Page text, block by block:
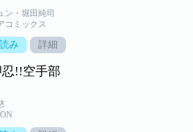
ン・堀田純司
コミックス
み 詳細
忍!!空手部